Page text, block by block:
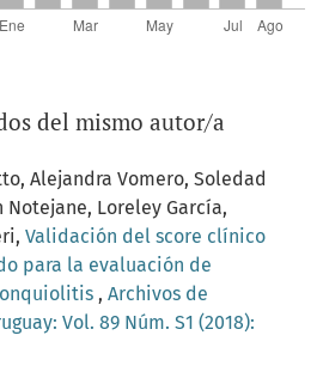
del mismo autor/a
Alejandra Vomero, Soledad
Notejane, Loreley García,
Validación del score clínico
para la evaluación de
, Archivos de
Vol. 89 Núm. S1 (2018):